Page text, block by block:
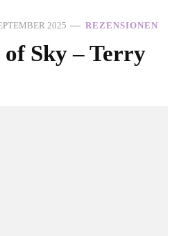
2025 REZENSIONEN
Sky – Terry